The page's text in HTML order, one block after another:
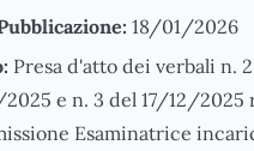
18/01/2026
Presa d'atto dei verbali n.
2025 e n. 3 del 17/12/2025
Esaminatrice